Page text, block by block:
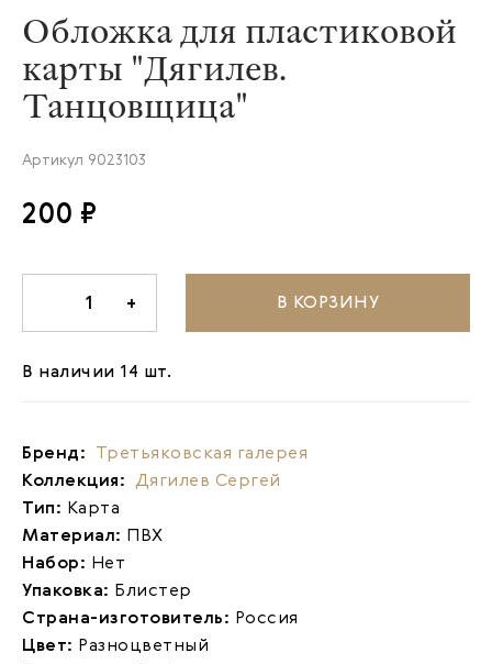
Обложка для пластиковой
карты "Дягилев.
Танцовщица"
Артикул 9023103
200 ₽
1 + В КОРЗИНУ
В наличии 14 шт.
Бренд: Третьяковская галерея
Коллекция: Дягилев Сергей
Тип: Карта
Материал: ПВХ
Набор: Нет
Упаковка: Блистер
Страна-изготовитель: Россия
Цвет: Разноцветный